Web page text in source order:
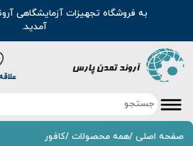
به فروشگاه تجهیزات آزمایشگاهی
آمدید.
صفحه اصلیصفحه اصلی /همه محصولات /کافور